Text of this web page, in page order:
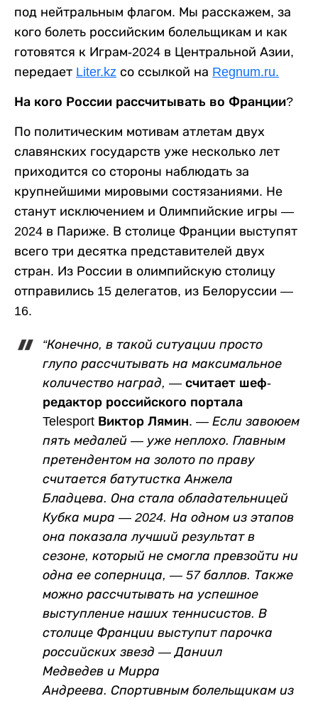
под нейтральным флагом. Мы расскажем, за
кого болеть российским болельщикам и как
готовятся к Играм-2024 в Центральной Азии,
передает Liter.kz со ссылкой на Regnum.ru.
На кого России рассчитывать во Франции?
По политическим мотивам атлетам двух
славянских государств уже несколько лет
приходится со стороны наблюдать за
крупнейшими мировыми состязаниями. Не
станут исключением и Олимпийские игры —
2024 в Париже. В столице Франции выступят
всего три десятка представителей двух
стран. Из России в олимпийскую столицу
отправились 15 делегатов, из Белоруссии —
16.
“Конечно, в такой ситуации просто
глупо рассчитывать на максимальное
количество наград, — считает шеф-
редактор российского портала
Telesport Виктор Лямин. — Если завоюем
пять медалей — уже неплохо. Главным
претендентом на золото по праву
считается батутисткаАнжела
Бладцева. Она стала обладательницей
Кубка мира — 2024. На одном из этапов
она показала лучший результат в
сезоне, который не смогла превзойти ни
одна ее соперница, — 57 баллов. Также
можно рассчитывать на успешное
выступление наших теннисистов. В
столице Франции выступит парочка
российских звезд —Даниил
Медведев и Мирра
Андреева. Спортивным болельщикам из